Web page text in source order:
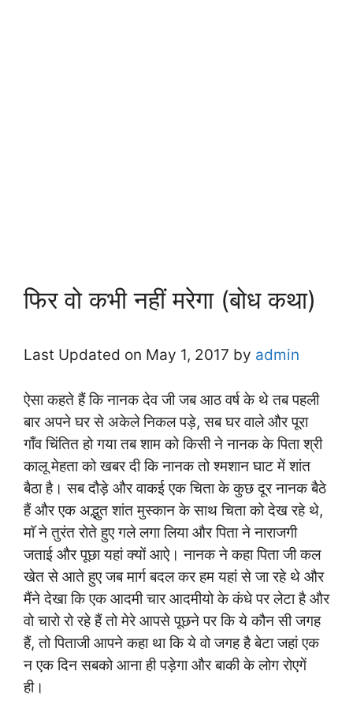
फिर वो कभी नहीं मरेगा (बोध कथा)
Last Updated on May 1, 2017 by admin
ऐसा कहते हैं कि नानक देव जी जब आठ वर्ष के थे तब पहली
बार अपने घर से अकेले निकल पड़े, सब घर वाले और पूरा
गाँव चिंतित हो गया तब शाम को किसी ने नानक के पिता श्री
कालू मेहता को खबर दी कि नानक तो श्मशान घाट में शांत
बैठा है। सब दौड़े और वाकई एक चिता के कुछ दूर नानक बैठे
हैं और एक अद्भुत शांत मुस्कान के साथ चिता को देख रहे थे,
माॅ ने तुरंत रोते हुए गले लगा लिया और पिता ने नाराजगी
जताई और पूछा यहां क्यों आऐ। नानक ने कहा पिता जी कल
खेत से आते हुए जब मार्ग बदल कर हम यहां से जा रहे थे और
मैंने देखा कि एक आदमी चार आदमीयो के कंधे पर लेटा है और
वो चारो रो रहे हैं तो मेरे आपसे पूछने पर कि ये कौन सी जगह
हैं, तो पिताजी आपने कहा था कि ये वो जगह है बेटा जहां एक
न एक दिन सबको आना ही पड़ेगा और बाकी के लोग रोएगें
ही।